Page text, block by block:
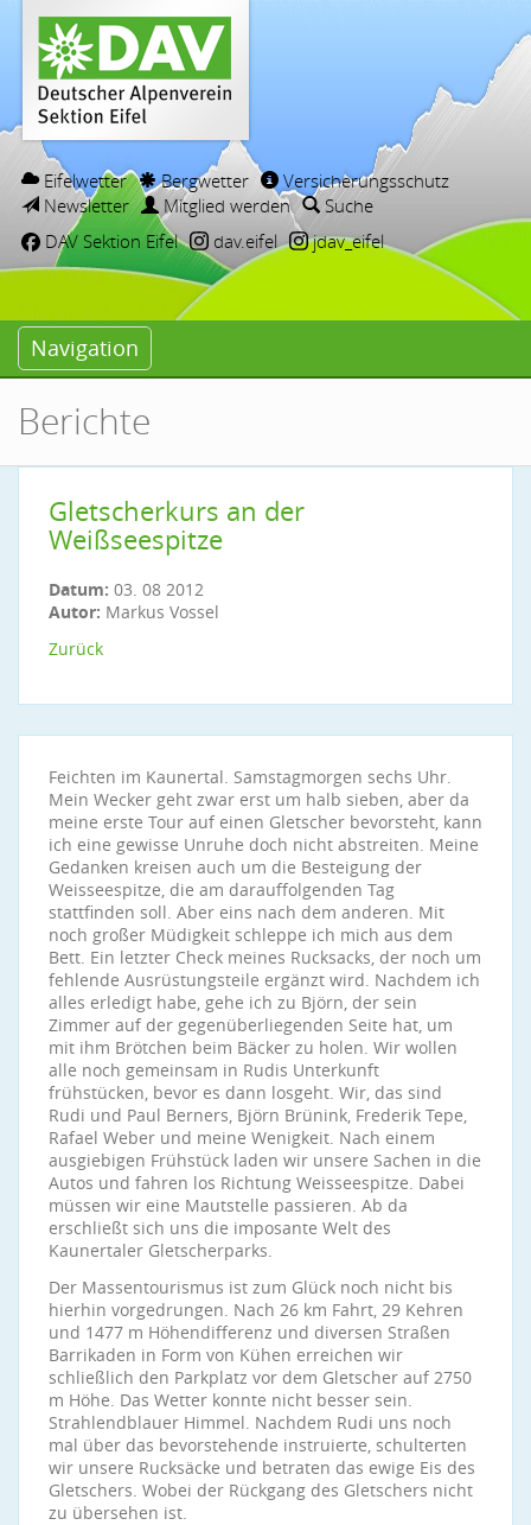
Eifelwetter Bergwetter
Versicherungsschutz
Newsletter
Mitglied werden
Suche
DAV Sektion Eifel
dav.eifel jdav_eifel
Navigation
Berichte
Gletscherkurs an der
Weißseespitze
Datum: 03. 08 2012
Autor: Markus Vossel
Zurück
Feichten im Kaunertal. Samstagmorgen sechs Uhr.
Mein Wecker geht zwar erst um halb sieben, aber da
meine erste Tour auf einen Gletscher bevorsteht, kann
ich eine gewisse Unruhe doch nicht abstreiten. Meine
Gedanken kreisen auch um die Besteigung der
Weisseespitze, die am darauffolgenden Tag
stattfinden soll. Aber eins nach dem anderen. Mit
noch großer Müdigkeit schleppe ich mich aus dem
Bett. Ein letzter Check meines Rucksacks, der noch um
fehlende Ausrüstungsteile ergänzt wird. Nachdem ich
alles erledigt habe, gehe ich zu Björn, der sein
Zimmer auf der gegenüberliegenden Seite hat, um
mit ihm Brötchen beim Bäcker zu holen. Wir wollen
alle noch gemeinsam in Rudis Unterkunft
frühstücken, bevor es dann losgeht. Wir, das sind
Rudi und Paul Berners, Björn Brünink, Frederik Tepe,
Rafael Weber und meine Wenigkeit. Nach einem
ausgiebigen Frühstück laden wir unsere Sachen in die
Autos und fahren los Richtung Weisseespitze. Dabei
müssen wir eine Mautstelle passieren. Ab da
erschließt sich uns die imposante Welt des
Kaunertaler Gletscherparks.
Der Massentourismus ist zum Glück noch nicht bis
hierhin vorgedrungen. Nach 26 km Fahrt, 29 Kehren
und 1477 m Höhendifferenz und diversen Straßen
Barrikaden in Form von Kühen erreichen wir
schließlich den Parkplatz vor dem Gletscher auf 2750
m Höhe. Das Wetter konnte nicht besser sein.
Strahlendblauer Himmel. Nachdem Rudi uns noch
mal über das bevorstehende instruierte, schulterten
wir unsere Rucksäcke und betraten das ewige Eis des
Gletschers. Wobei der Rückgang des Gletschers nicht
zu übersehen ist.